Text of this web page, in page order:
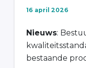
16 april 2026
Nieuws:
bestaande